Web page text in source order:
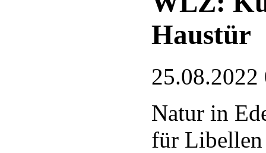
Haustür
25.08.2022
Natur in
für Libellen